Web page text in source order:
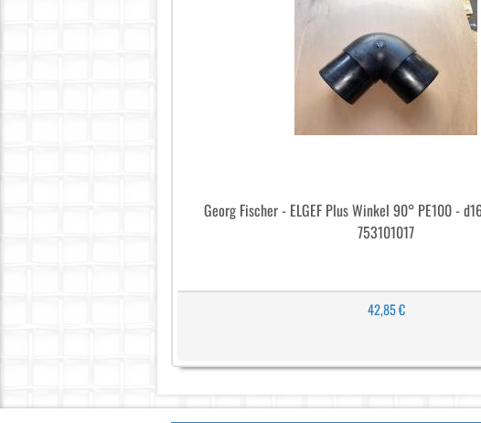
Georg Fischer - ELGEF Plus Winkel 90° PE100 -
753101017
42,85 €